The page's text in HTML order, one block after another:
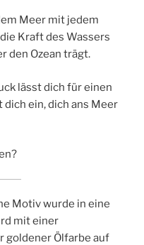
Meer mit jedem
Kraft des Wassers
den Ozean trägt.
lässt dich für einen
ein, dich ans Meer
Motiv wurde in eine
mit einer
goldener Ölfarbe auf